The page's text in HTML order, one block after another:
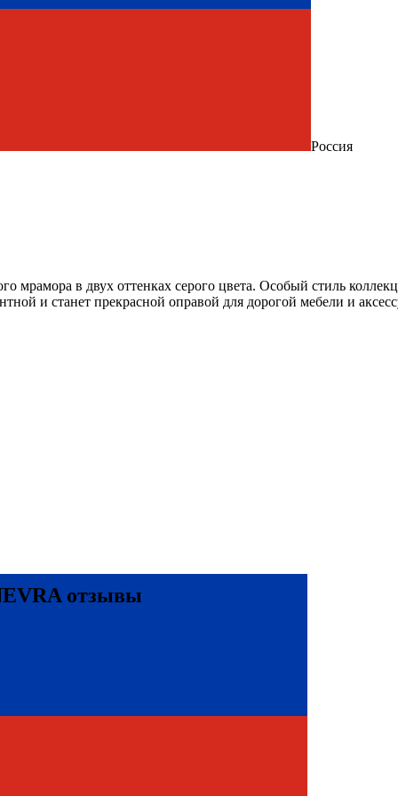
Россия
мрамора в двух оттенках серого цвета. Особый стиль
и станет прекрасной оправой для дорогой мебели и
отзывы